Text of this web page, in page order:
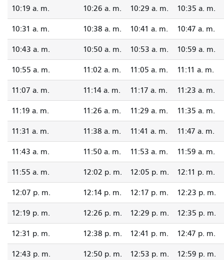
10:19 a. m. 10:26 a. m. 10:29 a. m. 10:35 a. m.
10:31 a. m. 10:38 a. m. 10:41 a. m. 10:47 a. m.
10:43 a. m. 10:50 a. m. 10:53 a. m. 10:59 a. m.
10:55 a. m. 11:02 a. m. 11:05 a. m. 11:11 a. m.
11:07 a. m. 11:14 a. m. 11:17 a. m. 11:23 a. m.
11:19 a. m. 11:26 a. m. 11:29 a. m. 11:35 a. m.
11:31 a. m. 11:38 a. m. 11:41 a. m. 11:47 a. m.
11:43 a. m. 11:50 a. m. 11:53 a. m. 11:59 a. m.
11:55 a. m. 12:02 p. m. 12:05 p. m. 12:11 p. m.
12:07 p. m. 12:14 p. m. 12:17 p. m. 12:23 p. m.
12:19 p. m. 12:26 p. m. 12:29 p. m. 12:35 p. m.
12:31 p. m. 12:38 p. m. 12:41 p. m. 12:47 p. m.
12:43 p. m. 12:50 p. m. 12:53 p. m. 12:59 p. m.